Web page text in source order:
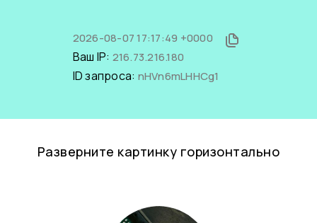
2026-08-07 17:17:49 +0000
Ваш IP: 216.73.216.180
ID запроса: nHVn6mLHHCg1
Разверните картинку горизонтально